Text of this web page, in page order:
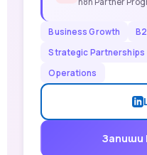
Business Growth
Strategic Partnerships
Operations
Запиши